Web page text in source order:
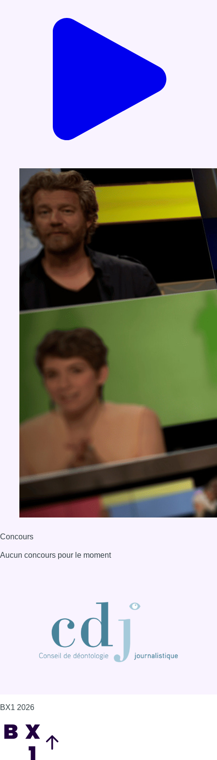
Concours
Aucun concours pour le moment
BX1 2026